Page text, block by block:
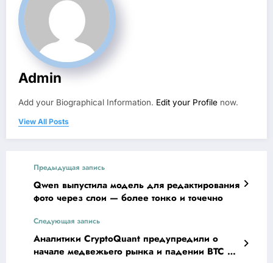
Admin
Add your Biographical Information. Edit your Profile now.
View All Posts
Предыдущая запись
Qwen выпустила модель для редактирования
фото через слои — более тонко и точечно
Следующая запись
Аналитики CryptoQuant предупредили о
начале медвежьего рынка и падении BTC до